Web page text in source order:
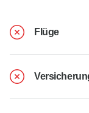
Flüge